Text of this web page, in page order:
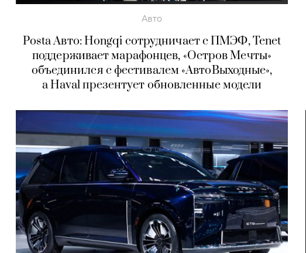
Авто
Posta Авто: Hongqi сотрудничает с ПМЭФ, Tenet
поддерживает марафонцев, «Остров Мечты»
объединился с фестивалем «АвтоВыходные»,
а Haval презентует обновленные модели